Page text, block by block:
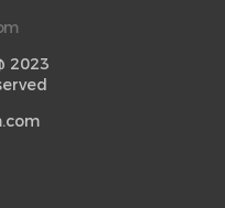
2023